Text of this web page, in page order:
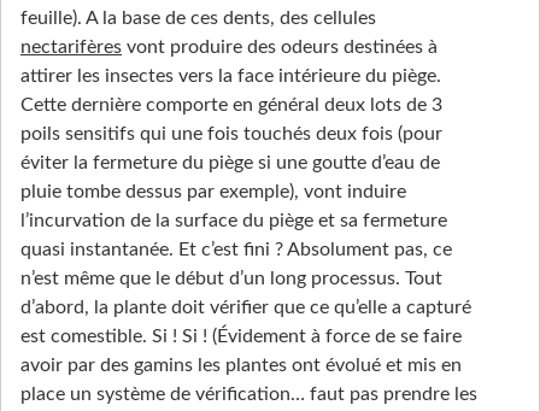
feuille). A la base de ces dents, des cellules
nectarifères vont produire des odeurs destinées à
attirer les insectes vers la face intérieure du piège.
Cette dernière comporte en général deux lots de 3
poils sensitifs qui une fois touchés deux fois (pour
éviter la fermeture du piège si une goutte d’eau de
pluie tombe dessus par exemple), vont induire
l’incurvation de la surface du piège et sa fermeture
quasi instantanée. Et c’est fini ? Absolument pas, ce
n’est même que le début d’un long processus. Tout
d’abord, la plante doit vérifier que ce qu’elle a capturé
est comestible. Si ! Si ! (Évidement à force de se faire
avoir par des gamins les plantes ont évolué et mis en
place un système de vérification… faut pas prendre les